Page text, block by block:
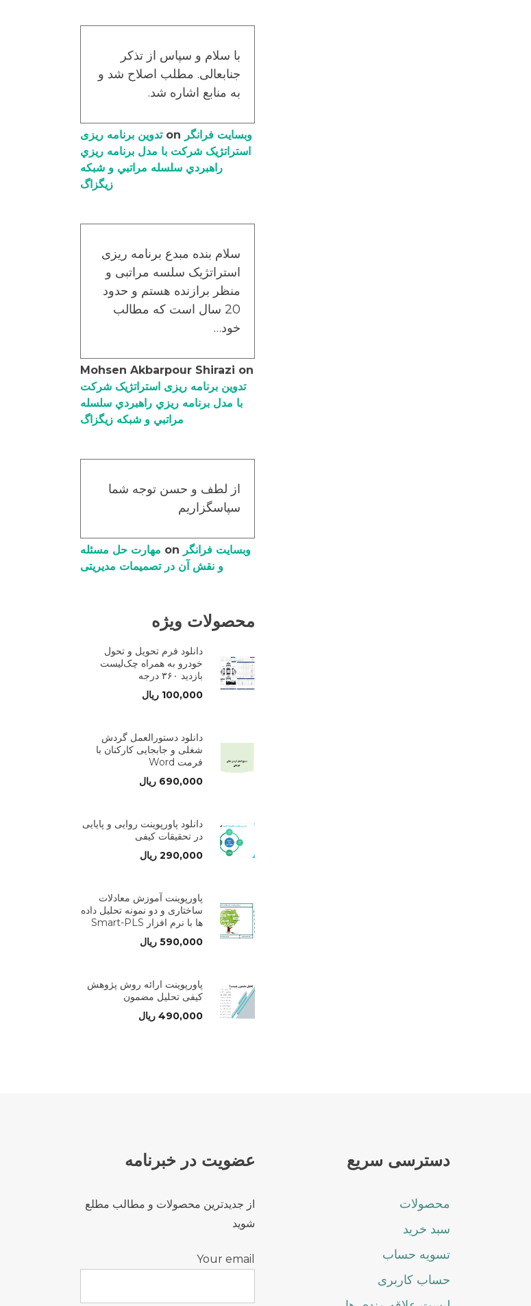
با سلام و سپاس از تذکر
جنابعالی. مطلب اصلاح شد و
به منابع اشاره شد.
وبسایت فرانگر
تدوین برنامه ریزی
استراتژیک شرکت با مدل برنامه ریزي
راهبردي سلسله مراتبي و شبکه
زیگزاگ
سلام بنده مبدع برنامه ریزی
استراتژیک سلسه مراتبی و
منظر برازنده هستم و حدود
20 سال است که مطالب
خود…
Mohsen Akbarpour Shirazi on
تدوین برنامه ریزی استراتژیک شرکت
با مدل برنامه ریزي راهبردي سلسله
مراتبي و شبکه زیگزاگ
از لطف و حسن توجه شما
سپاسگزاریم
وبسایت فرانگر
مهارت حل مسئله
و نقش آن در تصمیمات مدیریتی
محصولات ویژه
دانلود فرم تحویل و تحول
خودرو به همراه چک‌لیست
بازدید ۳۶۰ درجه
100,000 ریال
دانلود دستورالعمل گردش
شغلی و جابجایی کارکنان با
فرمت Word
690,000 ریال
دانلود پاورپوینت روایی و پایایی
در تحقیقات کیفی
290,000 ریال
پاورپوینت آموزش معادلات
ساختاری و دو نمونه تحلیل داده
ها با نرم افزار Smart-PLS
590,000 ریال
پاورپوینت ارائه روش پژوهش
کیفی تحلیل مضمون
490,000 ریال
دسترسی سریع
محصولات
سبد خرید
تسویه حساب
حساب کاربری
عضویت در خبرنامه
از جدیدترین محصولات و مطالب مطلع
شوید
Your email